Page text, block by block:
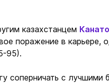
казахстанцем
поражение в карьере,
95).
соперничать с лучшими